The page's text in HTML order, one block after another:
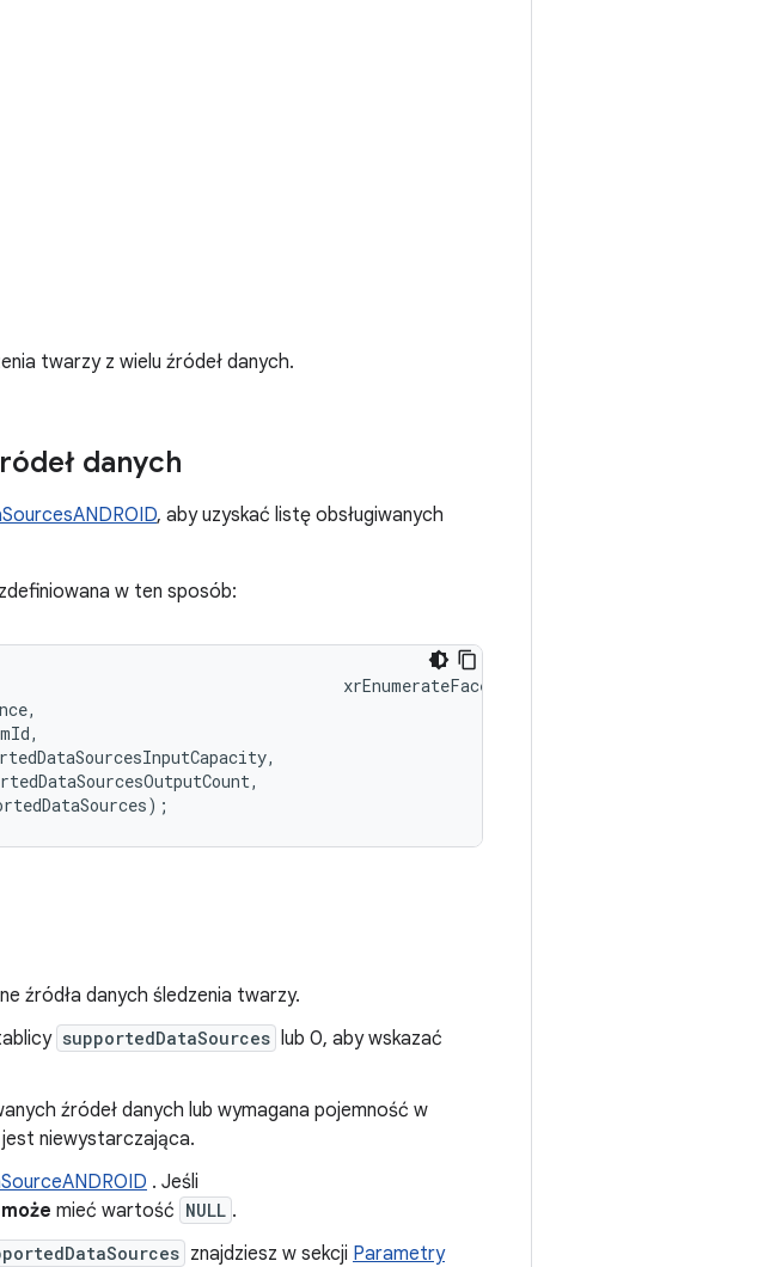
twarzy z wielu źródeł danych.
danych
, aby uzyskać listę obsługiwanych
w ten sposób:
xrEnumerateFaceTrackingDataSourcesANDROID(
źródła danych śledzenia twarzy.
supportedDataSources lub 0, aby wskazać
źródeł danych lub wymagana pojemność w
jest niewystarczająca.
. Jeśli
może mieć wartość NULL .
znajdziesz w sekcji Parametry